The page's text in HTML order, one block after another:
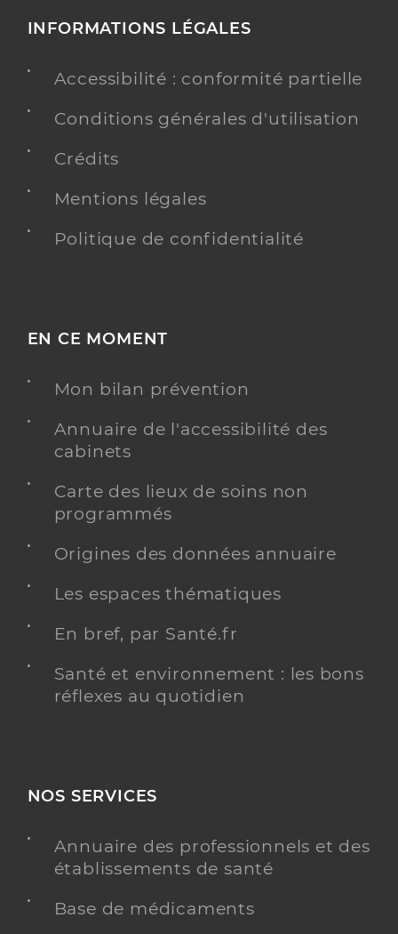
INFORMATIONS LÉGALES
Accessibilité : conformité partielle
Conditions générales d'utilisation
Crédits
Mentions légales
Politique de confidentialité
EN CE MOMENT
Mon bilan prévention
Annuaire de l'accessibilité des
cabinets
Carte des lieux de soins non
programmés
Origines des données annuaire
Les espaces thématiques
En bref, par Santé.fr
Santé et environnement : les bons
réflexes au quotidien
NOS SERVICES
Annuaire des professionnels et des
établissements de santé
Base de médicaments